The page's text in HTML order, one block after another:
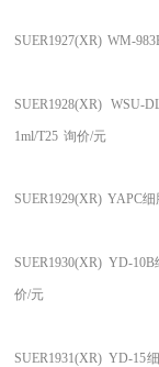
SUER1927(XR) WM-
SUER1928(XR) WSU-
1ml/T25 询价/元
SUER1929(XR) YAPC细
SUER1930(XR) YD-10B
价/元
SUER1931(XR) YD-15